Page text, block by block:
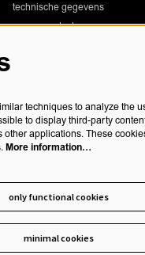
technische gegevens
contact
techniques to analyze the
to display third-party
other applications. These
More information…
only functional cookies
minimal cookies